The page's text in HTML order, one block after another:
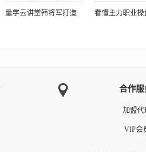
量学云讲堂韩将军打造 看懂主力职业操
合作服
加盟代
VIP会